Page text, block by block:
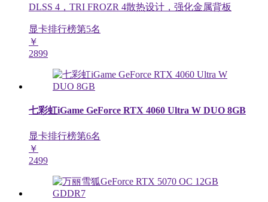
DLSS 4，TRI FROZR 4散热设计，强化金属背板
显卡排行榜第5名
￥
2899
七彩虹iGame GeForce RTX 4060 Ultra W DUO 8GB
显卡排行榜第6名
￥
2499